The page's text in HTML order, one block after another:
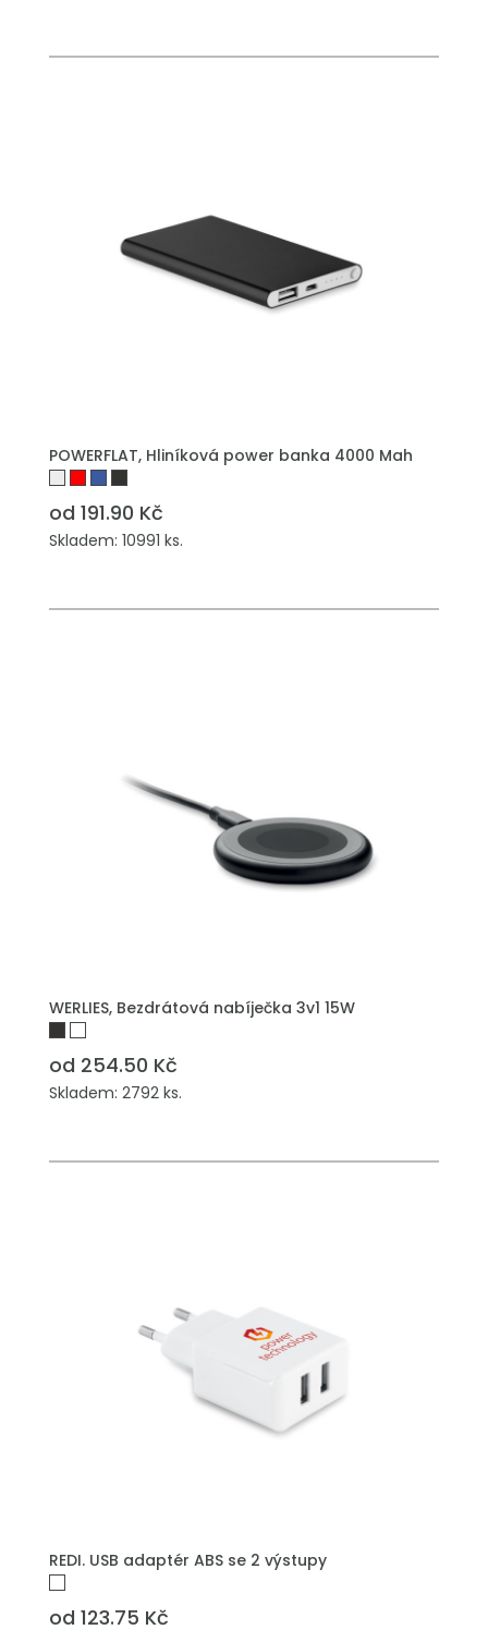
POWERFLAT, Hliníková power banka 4000 Mah
od 191.90 Kč
Skladem: 10991 ks.
WERLIES, Bezdrátová nabíječka 3v1 15W
od 254.50 Kč
Skladem: 2792 ks.
REDI. USB adaptér ABS se 2 výstupy
od 123.75 Kč